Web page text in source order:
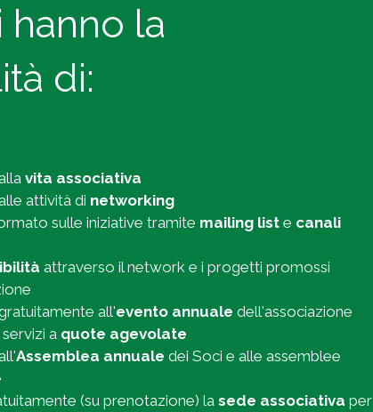
hanno la
di:
vita associativa
attività di networking
sulle iniziative tramite mailing list e canali
attraverso il network e i progetti promossi
all'evento annuale dell'associazione
servizi a quote agevolate
Assemblea annuale dei Soci e alle assemblee
(su prenotazione) lasede associativa per